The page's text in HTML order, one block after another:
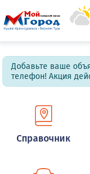
Добавьте ваше
телефон! Акция
Справочник